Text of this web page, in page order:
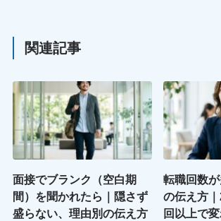
関連記事
面接でブランク（空白期
間）を聞かれたら｜隠さず
盛らない、理由別の伝え方
転職回数
の伝え方
回以上で